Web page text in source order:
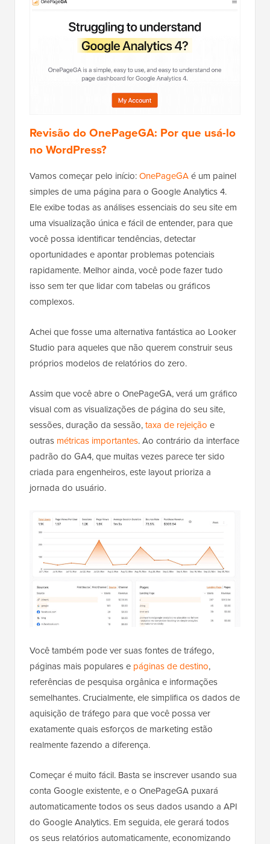
Revisão do OnePageGA: Por que usá-lo
no WordPress?
Vamos começar pelo início:OnePageGAé um painel
simples de uma página para o Google Analytics 4.
Ele exibe todas as análises essenciais do seu site em
uma visualização única e fácil de entender, para que
você possa identificar tendências, detectar
oportunidades e apontar problemas potenciais
rapidamente. Melhor ainda, você pode fazer tudo
isso sem ter que lidar com tabelas ou gráficos
complexos.
Achei que fosse uma alternativa fantástica ao Looker
Studio para aqueles que não querem construir seus
próprios modelos de relatórios do zero.
Assim que você abre o OnePageGA, verá um gráfico
visual com as visualizações de página do seu site,
sessões, duração da sessão,taxa de rejeição e
outras métricas importantes. Ao contrário da interface
padrão do GA4, que muitas vezes parece ter sido
criada para engenheiros, este layout prioriza a
jornada do usuário.
Você também pode ver suas fontes de tráfego,
páginas mais populares e páginas de destino,
referências de pesquisa orgânica e informações
semelhantes. Crucialmente, ele simplifica os dados de
aquisição de tráfego para que você possa ver
exatamente quais esforços de marketing estão
realmente fazendo a diferença.
Começar é muito fácil. Basta se inscrever usando sua
conta Google existente, e o OnePageGA puxará
automaticamente todos os seus dados usando a API
do Google Analytics. Em seguida, ele gerará todos
os seus relatórios automaticamente, economizando